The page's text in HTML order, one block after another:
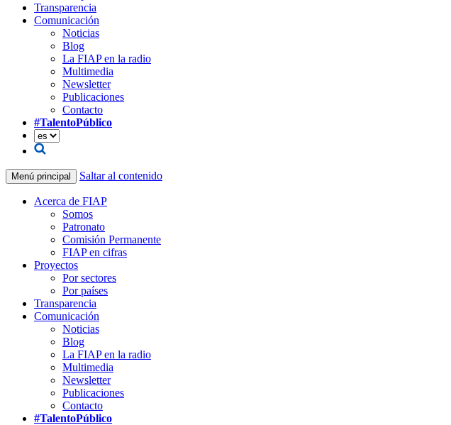
Transparencia
Comunicación
Noticias
Blog
La FIAP en la radio
Multimedia
Newsletter
Publicaciones
Contacto
#TalentoPúblico
Menú principal Saltar al contenido
Acerca de FIAP
Somos
Patronato
Comisión Permanente
FIAP en cifras
Proyectos
Por sectores
Por países
Transparencia
Comunicación
Noticias
Blog
La FIAP en la radio
Multimedia
Newsletter
Publicaciones
Contacto
#TalentoPúblico